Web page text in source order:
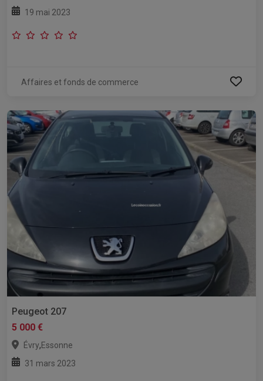
19 mai 2023
Affaires et fonds de commerce
Peugeot 207
5 000 €
Évry,Essonne
31 mars 2023